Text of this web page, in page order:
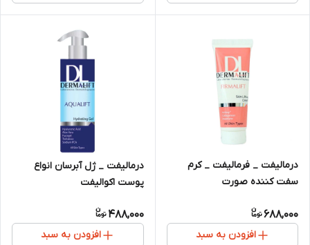
درمالیفت _ فرمالیفت _ کرم
سفت کننده صورت
688,000
افزودن به سبد
درمالیفت _ ژل آبرسان انواع
پوست اکوالیفت
488,000
افزودن به سبد